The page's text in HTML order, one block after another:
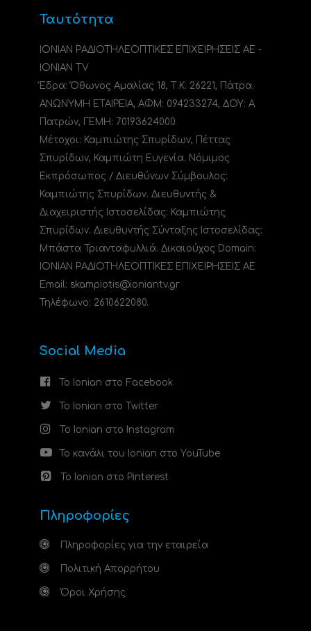
Ταυτότητα
ΙΟΝΙΑΝ ΡΑΔΙΟΤΗΛΕΟΠΤΙΚΕΣ ΕΠΙΧΕΙΡΗΣΕΙΣ ΑΕ -
IONIAN TV
Έδρα: Όθωνος Αμαλίας 18, Τ.Κ. 26221, Πάτρα.
ΑΝΩΝΥΜΗ ΕΤΑΙΡΕΙΑ, ΑΦΜ: 094233274, ΔΟΥ: A
Πατρών, ΓΕΜΗ: 70193624000.
Μέτοχοι: Καμπιώτης Σπυρίδων, Πέττας
Σπυρίδων, Καμπιώτη Ευγενία. Νόμιμος
Εκπρόσωπος / Διευθύνων Σύμβουλος:
Καμπιώτης Σπυρίδων. Διευθυντής &
Διαχειριστής Ιστοσελίδας: Καμπιώτης
Σπυρίδων. Διευθυντής Σύνταξης Ιστοσελίδας:
Μπάστα Τριανταφυλλιά. Δικαιούχος Domain:
ΙΟΝΙΑΝ ΡΑΔΙΟΤΗΛΕΟΠΤΙΚΕΣ ΕΠΙΧΕΙΡΗΣΕΙΣ ΑΕ
Email: skampiotis@ioniantv.gr
Τηλέφωνο: 2610622080.
Social Media
Το Ionian στο Facebook
Το Ionian στο Twitter
Το Ionian στο Instagram
Το κανάλι του Ionian στο YouTube
Το Ionian στο Pinterest
Πληροφορίες
Πληροφορίες για την εταιρεία
Πολιτική Απορρήτου
Όροι Χρήσης